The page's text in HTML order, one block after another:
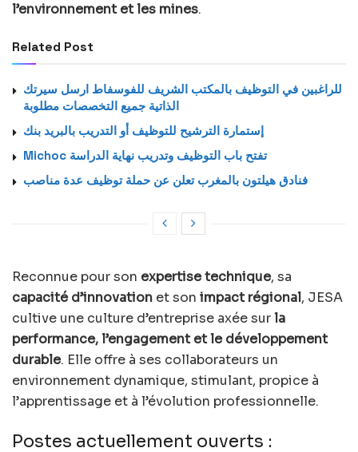
l’environnement et les mines.
Related Post
للراغبين في التوظيف بالمكتب الشريف للفوسفاط ارسل سيرتك
الذاتية جميع التخصصات مطلوبة
إستمارة الترشيح للتوظيف أو التدريب بالبريد بنك
Michoc تفتح باب التوظيف وتدريب نهاية الدراسة
فنادق هيلتون بالمغرب تعلن عن حملة توظيف عدة مناصب
Reconnue pour son expertise technique, sa
capacité d’innovation et son impact régional, JESA
cultive une culture d’entreprise axée surla
performance, l’engagement et le développement
durable. Elle offre à ses collaborateurs un
environnement dynamique, stimulant, propice à
l’apprentissage et à l’évolution professionnelle.
Postes actuellement ouverts :